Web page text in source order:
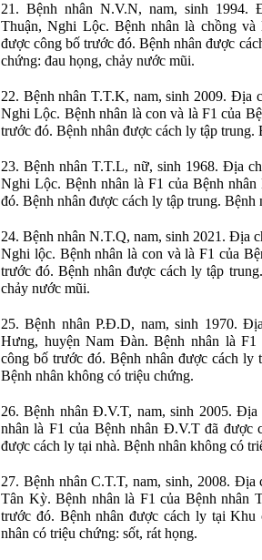
21. Bệnh nhân N.V.N, nam, sinh
Thuận, Nghi Lộc. Bệnh nhân là chồng
được công bố trước đó. Bệnh nhân được
chứng: đau họng, chảy nước mũi.
22. Bệnh nhân T.T.K, nam, sinh 2009. Địa
Nghi Lộc. Bệnh nhân là con và là F1 của
trước đó. Bệnh nhân được cách ly tập trung.
23. Bệnh nhân T.T.L, nữ, sinh 1968. Địa
Nghi Lộc. Bệnh nhân là F1 của Bệnh
đó. Bệnh nhân được cách ly tập trung. Bệnh
24. Bệnh nhân N.T.Q, nam, sinh 2021. Địa
Nghi lộc. Bệnh nhân là con và là F1 của
trước đó. Bệnh nhân được cách ly tập
chảy nước mũi.
25. Bệnh nhân P.Đ.D, nam, sinh 1970.
Hưng, huyện Nam Đàn. Bệnh nhân là
công bố trước đó. Bệnh nhân được cách ly
Bệnh nhân không có triệu chứng.
26. Bệnh nhân Đ.V.T, nam, sinh 2005.
nhân là F1 của Bệnh nhân Đ.V.T đã được
được cách ly tại nhà. Bệnh nhân không có
27. Bệnh nhân C.T.T, nam, sinh, 2008.
Tân Kỳ. Bệnh nhân là F1 của Bệnh nhân
trước đó. Bệnh nhân được cách ly tại
nhân có triệu chứng: sốt, rát họng.